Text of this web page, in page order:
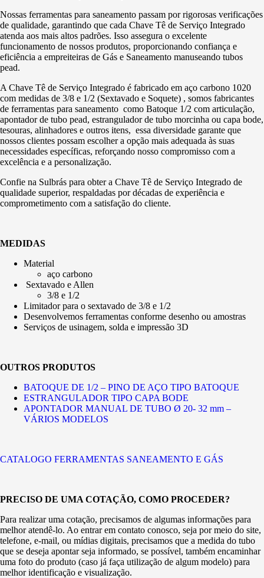
Nossas ferramentas para saneamento passam por rigorosas verificações
de qualidade, garantindo que cada Chave Tê de Serviço Integrado
atenda aos mais altos padrões. Isso assegura o excelente
funcionamento de nossos produtos, proporcionando confiança e
eficiência a empreiteiras de Gás e Saneamento manuseando tubos
pead.
A Chave Tê de Serviço Integrado é fabricado em aço carbono 1020
com medidas de 3/8 e 1/2 (Sextavado e Soquete) , somos fabricantes
de ferramentas para saneamento como Batoque 1/2 com articulação,
apontador de tubo pead, estrangulador de tubo morcinha ou capa bode,
tesouras, alinhadores e outros itens, essa diversidade garante que
nossos clientes possam escolher a opção mais adequada às suas
necessidades específicas, reforçando nosso compromisso com a
excelência e a personalização.
Confie na Sulbrás para obter a Chave Tê de Serviço Integrado de
qualidade superior, respaldadas por décadas de experiência e
comprometimento com a satisfação do cliente.
MEDIDAS
Material
aço carbono
Sextavado e Allen
3/8 e 1/2
Limitador para o sextavado de 3/8 e 1/2
Desenvolvemos ferramentas conforme desenho ou amostras
Serviços de usinagem, solda e impressão 3D
OUTROS PRODUTOS
BATOQUE DE 1/2 – PINO DE AÇO TIPO BATOQUE
ESTRANGULADOR TIPO CAPA BODE
APONTADOR MANUAL DE TUBO Ø 20- 32 mm –
VÁRIOS MODELOS
CATALOGO FERRAMENTAS SANEAMENTO E GÁS
PRECISO DE UMA COTAÇÃO, COMO PROCEDER?
Para realizar uma cotação, precisamos de algumas informações para
melhor atendê-lo. Ao entrar em contato conosco, seja por meio do site,
telefone, e-mail, ou mídias digitais, precisamos que a medida do tubo
que se deseja apontar seja informado, se possível, também encaminhar
uma foto do produto (caso já faça utilização de algum modelo) para
melhor identificação e visualização.